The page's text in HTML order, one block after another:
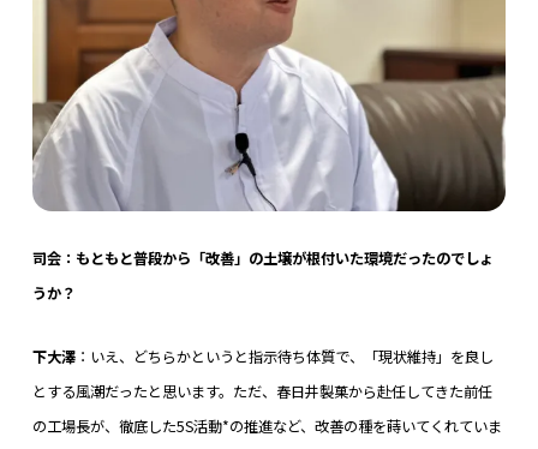
司会：もともと普段から「改善」の土壌が根付いた環境だったのでしょ
うか？
下大澤：いえ、どちらかというと指示待ち体質で、「現状維持」を良し
とする風潮だったと思います。ただ、春日井製菓から赴任してきた前任
の工場長が、徹底した5S活動*の推進など、改善の種を蒔いてくれていま